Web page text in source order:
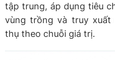
tập trung, áp dụng tiêu
vùng trồng và truy xuất
thụ theo chuỗi giá trị.